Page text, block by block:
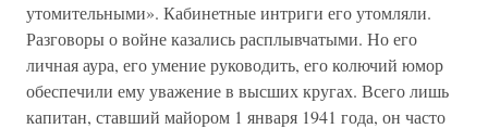
утомительными». Кабинетные интриги его утомляли.
Разговоры о войне казались расплывчатыми. Но его
личная аура, его умение руководить, его колючий юмор
обеспечили ему уважение в высших кругах. Всего лишь
капитан, ставший майором 1 января 1941 года, он часто